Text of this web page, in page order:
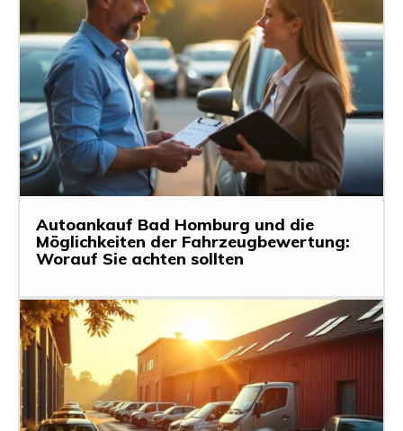
Autoankauf Bad Homburg und die
Möglichkeiten der Fahrzeugbewertung:
Worauf Sie achten sollten